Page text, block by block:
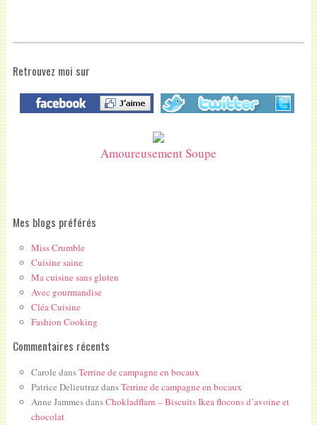
Retrouvez moi sur
Amoureusement Soupe
Mes blogs préférés
Miss Crumble
Cuisine saine
Ma cuisine sans gluten
Avec gourmandise
Cléa Cuisine
Fashion Cooking
Commentaires récents
Carole dansTerrine de campagne en bocaux
Patrice DelieutrazdansTerrine de campagne en bocaux
Anne JammesdansChokladflarn – Biscuits Ikea flocons d’avoine et
chocolat